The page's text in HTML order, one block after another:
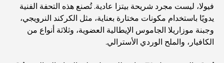
أفضل المدارس القريبة من داماك هيلز 2: دليل للعائلات
فيولا، ليست مجرد شريحة بيتزا عادية. تُصنع هذه التحفة الفنية
يدويًا باستخدام مكونات مختارة بعناية، مثل الكركند النرويجي،
وجبنة موزاريلا الجاموس الإيطالية العضوية، وثلاثة أنواع من
الكافيار، والملح الوردي الأسترالي.